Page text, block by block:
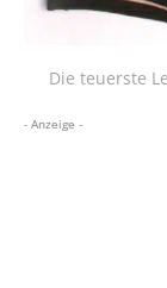
Die teuerste
- Anzeige -